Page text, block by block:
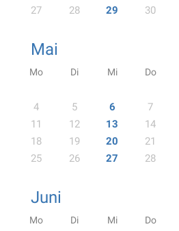
27
28 29 30
Mai
Mo Di Mi Do
4
5 6 7
11
12 13 14
18
19 20 21
25
26 27 28
Juni
Mo Di Mi Do